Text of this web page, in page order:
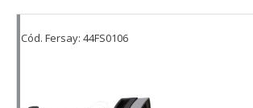
Cód. Fersay: 44FS0106